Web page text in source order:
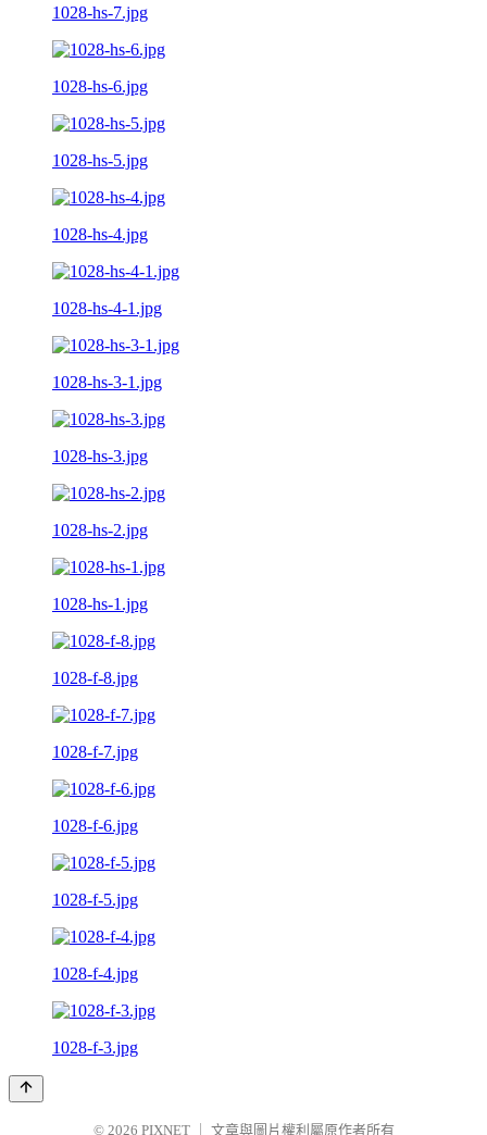
1028-hs-7.jpg
1028-hs-6.jpg
1028-hs-5.jpg
1028-hs-4.jpg
1028-hs-4-1.jpg
1028-hs-3-1.jpg
1028-hs-3.jpg
1028-hs-2.jpg
1028-hs-1.jpg
1028-f-8.jpg
1028-f-7.jpg
1028-f-6.jpg
1028-f-5.jpg
1028-f-4.jpg
1028-f-3.jpg
© 2026 PIXNET 文章與圖片權利屬原作者所有